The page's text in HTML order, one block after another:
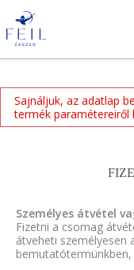
Sajnáljuk, az adatlap
termék paramétereiről
Személyes átvétel
Fizetni a csomag
átveheti személyesen
bemutatótermünkben,